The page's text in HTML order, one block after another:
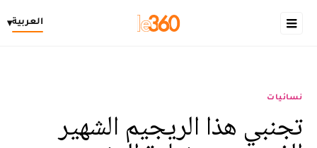
العربية▾
نسائيات
تجنبي هذا الريجيم الشهير